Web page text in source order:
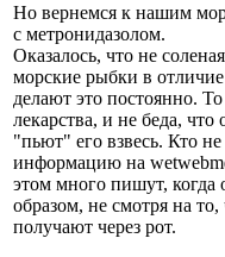
Но вернемся к нашим
с метронидазолом.
Оказалось, что не
морские рыбки в
делают это постоянно.
лекарства, и не беда, что
"пьют" его взвесь. Кто
информацию на
этом много пишут,
образом, не смотря на
получают через рот.